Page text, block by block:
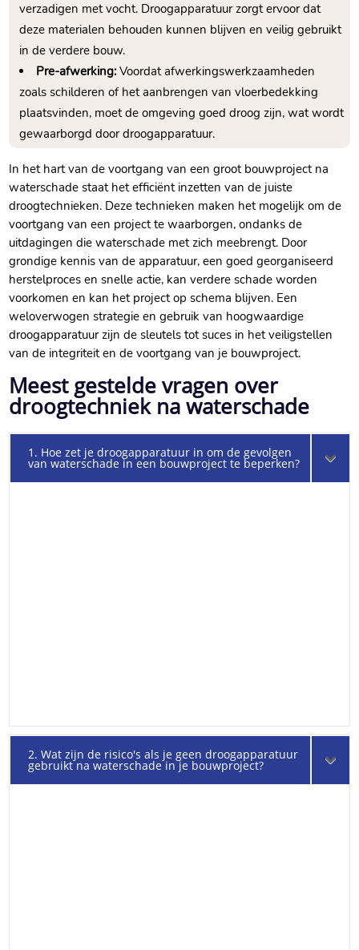
verzadigen met vocht.​ Droogapparatuur zorgt ervoor dat
deze materialen behouden kunnen blijven en veilig gebruikt
in de verdere bouw.​
Pre-afwerking:Voordat afwerkingswerkzaamheden
zoals schilderen of het aanbrengen van vloerbedekking
plaatsvinden, moet de omgeving goed droog zijn, wat wordt
gewaarborgd door droogapparatuur.​
In het hart van de voortgang van een groot bouwproject na
waterschade staat het efficiënt inzetten van de juiste
droogtechnieken.​ Deze technieken maken het mogelijk om de
voortgang van een project te waarborgen, ondanks de
uitdagingen die waterschade met zich meebrengt.​ Door
grondige kennis van de apparatuur, een goed georganiseerd
herstelproces en snelle actie, kan verdere schade worden
voorkomen en kan het project op schema blijven.​ Een
weloverwogen strategie en gebruik van hoogwaardige
droogapparatuur zijn de sleutels tot suces in het veiligstellen
van de integriteit en de voortgang van je bouwproject.​
Meest gestelde vragen over
droogtechniek na waterschade
1. Hoe zet je droogapparatuur in om de gevolgen
van waterschade in een bouwproject te beperken?
2. Wat zijn de risico's als je geen droogapparatuur
gebruikt na waterschade in je bouwproject?